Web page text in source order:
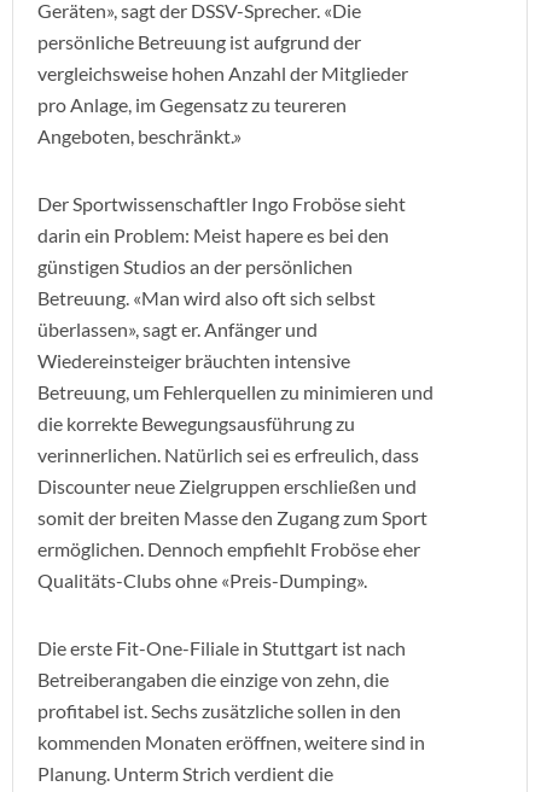
Geräten», sagt der DSSV-Sprecher. «Die
persönliche Betreuung ist aufgrund der
vergleichsweise hohen Anzahl der Mitglieder
pro Anlage, im Gegensatz zu teureren
Angeboten, beschränkt.»
Der Sportwissenschaftler Ingo Froböse sieht
darin ein Problem: Meist hapere es bei den
günstigen Studios an der persönlichen
Betreuung. «Man wird also oft sich selbst
überlassen», sagt er. Anfänger und
Wiedereinsteiger bräuchten intensive
Betreuung, um Fehlerquellen zu minimieren und
die korrekte Bewegungsausführung zu
verinnerlichen. Natürlich sei es erfreulich, dass
Discounter neue Zielgruppen erschließen und
somit der breiten Masse den Zugang zum Sport
ermöglichen. Dennoch empfiehlt Froböse eher
Qualitäts-Clubs ohne «Preis-Dumping».
Die erste Fit-One-Filiale in Stuttgart ist nach
Betreiberangaben die einzige von zehn, die
profitabel ist. Sechs zusätzliche sollen in den
kommenden Monaten eröffnen, weitere sind in
Planung. Unterm Strich verdient die